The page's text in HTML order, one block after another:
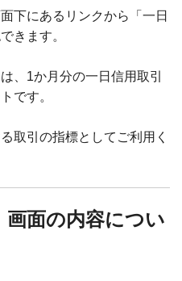
下にあるリンクから「一日
きます。
、1か月分の一日信用取引
です。
取引の指標としてご利用く
画面の内容につい